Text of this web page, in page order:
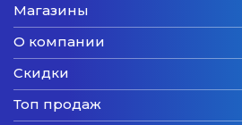
Магазины
О компании
Скидки
Топ продаж